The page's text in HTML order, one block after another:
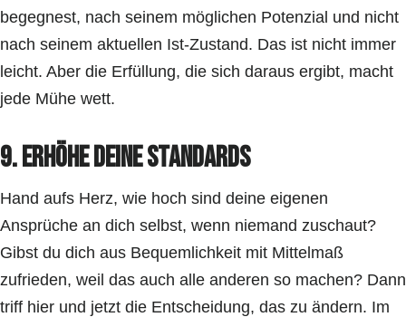
begegnest, nach seinem möglichen Potenzial und nicht
nach seinem aktuellen Ist-Zustand. Das ist nicht immer
leicht. Aber die Erfüllung, die sich daraus ergibt, macht
jede Mühe wett.
9. Erhöhe deine Standards
Hand aufs Herz, wie hoch sind deine eigenen
Ansprüche an dich selbst, wenn niemand zuschaut?
Gibst du dich aus Bequemlichkeit mit Mittelmaß
zufrieden, weil das auch alle anderen so machen? Dann
triff hier und jetzt die Entscheidung, das zu ändern. Im